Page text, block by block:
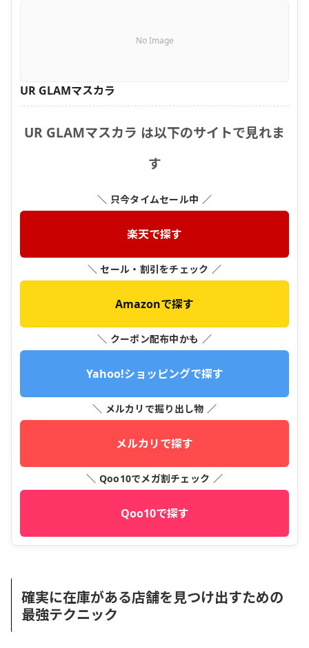
No Image
UR GLAMマスカラ
UR GLAMマスカラ は以下のサイトで見れま
す
＼ 只今タイムセール中 ／
楽天で探す
＼ セール・割引をチェック ／
Amazonで探す
＼ クーポン配布中かも ／
Yahoo!ショッピングで探す
＼ メルカリで掘り出し物 ／
メルカリで探す
＼ Qoo10でメガ割チェック ／
Qoo10で探す
確実に在庫がある店舗を見つけ出すための
最強テクニック